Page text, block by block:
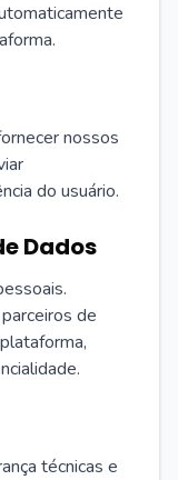
nossos
do usuário.
Dados
de
técnicas e